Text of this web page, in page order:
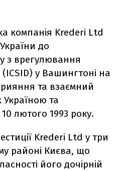
компанія Krederi Ltd
до
з врегулювання
(ICSID) у Вашингтоні на
та взаємний
Україною та
лютого 1993 року.
Krederi Ltd у три
районі Києва, що
його дочірній